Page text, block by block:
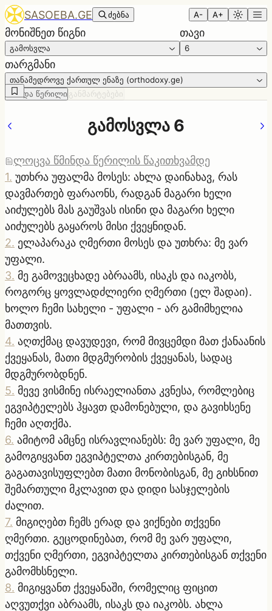
SASOEBA.GE ძებნა A- A+
მონიშნეთ წიგნი
გამოსვლა
თავი
6
თარგმანი
თანამედროვე ქართულ ენაზე (orthodoxy.ge)
წმინდა წერილი განმარტებები
გამოსვლა 6
ლოცვა წმინდა წერილის წაკითხვამდე
1. უთხრა უფალმა მოსეს: ახლა დაინახავ, რას
დავმართებ ფარაონს, რადგან მაგარი ხელი
აიძულებს მას გაუშვას ისინი და მაგარი ხელი
აიძულებს გაყაროს მისი ქვეყნიდან.
2. ელაპარაკა ღმერთი მოსეს და უთხრა: მე ვარ
უფალი.
3. მე გამოვეცხადე აბრაამს, ისაკს და იაკობს,
როგორც ყოვლადძლიერი ღმერთი (ელ შადაი).
ხოლო ჩემი სახელი - უფალი - არ გამიმხელია
მათთვის.
4. აღთქმაც დავუდევი, რომ მივცემდი მათ ქანაანის
ქვეყანას, მათი მდგმურობის ქვეყანას, სადაც
მდგმურობდნენ.
5. მევე ვისმინე ისრაელიანთა კვნესა, რომლებიც
ეგვიპტელებს ჰყავთ დამონებული, და გავიხსენე
ჩემი აღთქმა.
6. ამიტომ ამცნე ისრავლიანებს: მე ვარ უფალი, მე
გამოგიყვანთ ეგვიპტელთა კირთებისგან, მე
გაგათავისუფლებთ მათი მონობისგან, მე გიხსნით
შემართული მკლავით და დიდი სასჯელების
ძალით.
7. მიგიღებთ ჩემს ერად და ვიქნები თქვენი
ღმერთი. გეცოდინებათ, რომ მე ვარ უფალი,
თქვენი ღმერთი, ეგვიპტელთა კირთებისგან თქვენი
გამომხსნელი.
8. მიგიყვანთ ქვეყანაში, რომელიც ფიცით
აღვუთქვი აბრაამს, ისაკს და იაკობს. ახლა